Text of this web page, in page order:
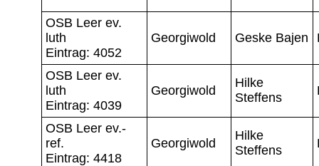
OSB Leer ev.
luth
Eintrag: 4052
Georgiwold Geske Bajen
OSB Leer ev.
luth
Eintrag: 4039
Georgiwold
Hilke
Steffens
OSB Leer ev.-
ref.
Eintrag: 4418
Georgiwold
Hilke
Steffens